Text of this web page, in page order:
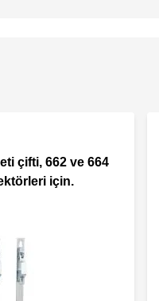
çifti, 662 ve 664
için.